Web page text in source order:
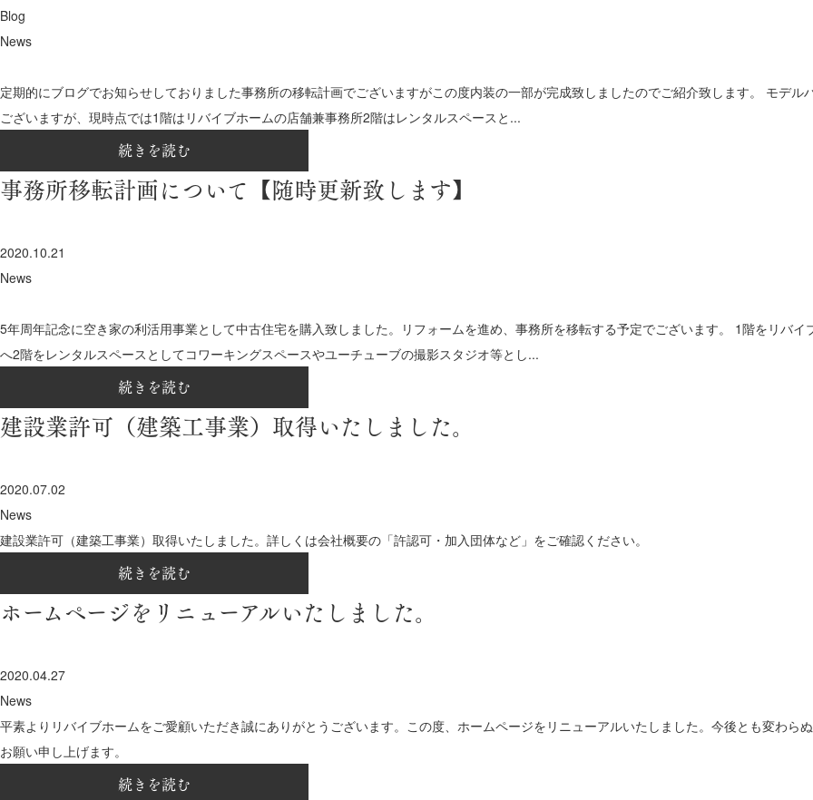
Blog
News
定期的にブログでお知らせしておりました事務所の移転計画でございますがこの度内装の一部が完成致しましたのでご紹介致します。 モデル
ございますが、現時点では1階はリバイブホームの店舗兼事務所2階はレンタルスペースと...
続きを読む
事務所移転計画について【随時更新致します】
2020.10.21
News
5年周年記念に空き家の利活用事業として中古住宅を購入致しました。リフォームを進め、事務所を移転する予定でございます。 1階をリバイ
へ2階をレンタルスペースとしてコワーキングスペースやユーチューブの撮影スタジオ等とし...
続きを読む
建設業許可（建築工事業）取得いたしました。
2020.07.02
News
建設業許可（建築工事業）取得いたしました。詳しくは会社概要の「許認可・加入団体など」をご確認ください。
続きを読む
ホームページをリニューアルいたしました。
2020.04.27
News
平素よりリバイブホームをご愛顧いただき誠にありがとうございます。この度、ホームページをリニューアルいたしました。今後とも変わら
お願い申し上げます。
続きを読む